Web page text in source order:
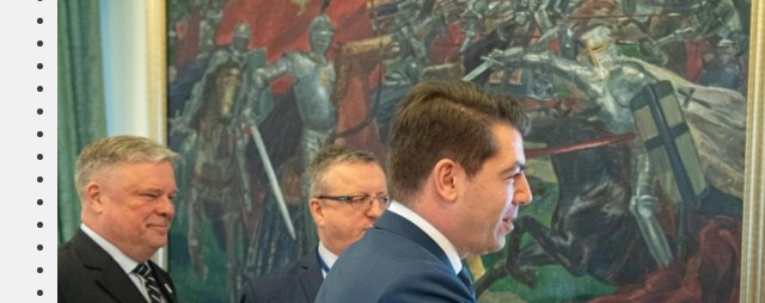
Вильнюс
Регионы
Соседи
Транспорт
Выбор читателей
Калейдоскоп
Армия
Сейм Литвы
Культура